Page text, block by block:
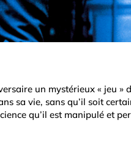
un mystérieux « jeu »
sa vie, sans qu’il soit
qu’il est manipulé et